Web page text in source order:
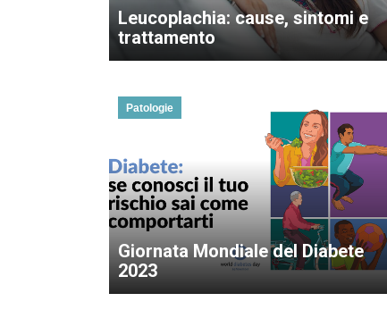
Leucoplachia: cause, sintomi e
trattamento
Patologie
Giornata Mondiale del Diabete
2023